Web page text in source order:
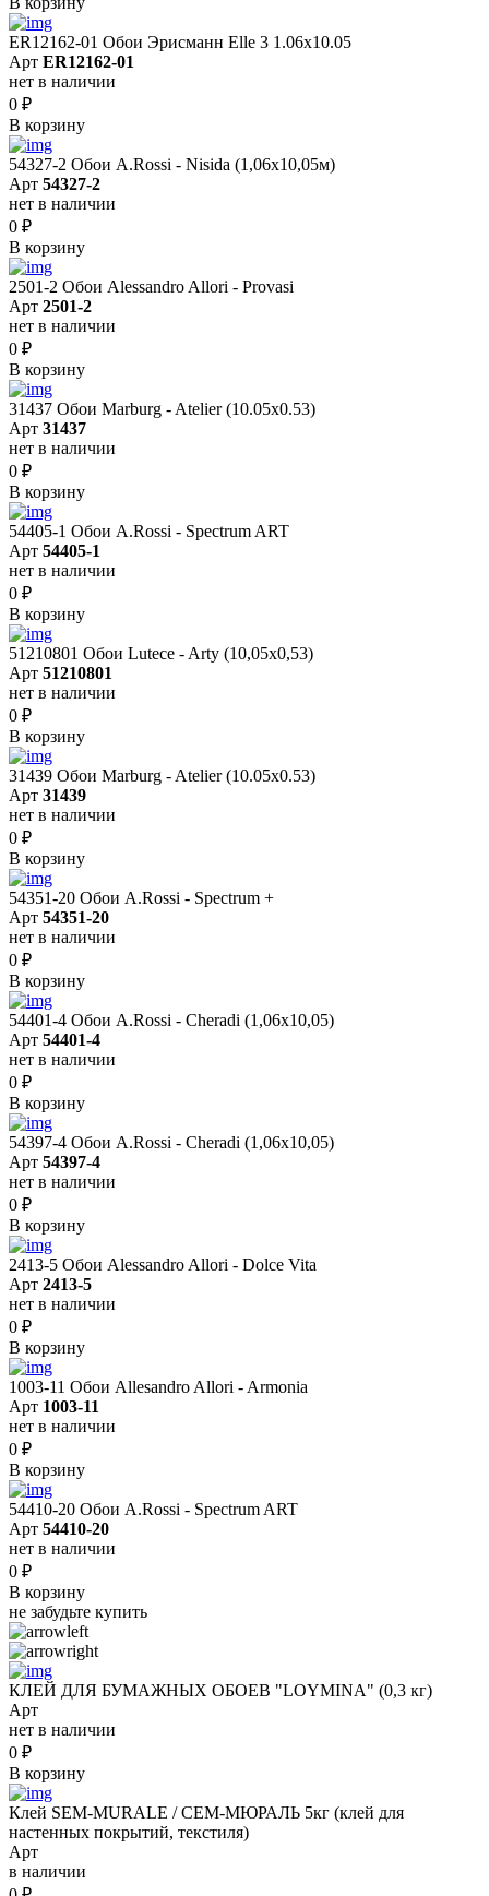
ER12162-01 Обои Эрисманн Elle 3 1.06x10.05
Арт ER12162-01
нет в наличии
0 ₽
В корзину
54327-2 Обои A.Rossi - Nisida (1,06x10,05м)
Арт 54327-2
нет в наличии
0 ₽
В корзину
2501-2 Обои Alessandro Allori - Provasi
Арт 2501-2
нет в наличии
0 ₽
В корзину
31437 Обои Marburg - Atelier (10.05х0.53)
Арт 31437
нет в наличии
0 ₽
В корзину
54405-1 Обои A.Rossi - Spectrum ART
Арт 54405-1
нет в наличии
0 ₽
В корзину
51210801 Обои Lutece - Arty (10,05x0,53)
Арт 51210801
нет в наличии
0 ₽
В корзину
31439 Обои Marburg - Atelier (10.05х0.53)
Арт 31439
нет в наличии
0 ₽
В корзину
54351-20 Обои A.Rossi - Spectrum +
Арт 54351-20
нет в наличии
0 ₽
В корзину
54401-4 Обои A.Rossi - Cheradi (1,06x10,05)
Арт 54401-4
нет в наличии
0 ₽
В корзину
54397-4 Обои A.Rossi - Cheradi (1,06x10,05)
Арт 54397-4
нет в наличии
0 ₽
В корзину
2413-5 Обои Alessandro Allori - Dolce Vita
Арт 2413-5
нет в наличии
0 ₽
В корзину
1003-11 Обои Allesandro Allori - Armonia
Арт 1003-11
нет в наличии
0 ₽
В корзину
54410-20 Обои A.Rossi - Spectrum ART
Арт 54410-20
нет в наличии
0 ₽
В корзину
не забудьте купить
КЛЕЙ ДЛЯ БУМАЖНЫХ ОБОЕВ "LOYMINA" (0,3 кг)
Арт
нет в наличии
0 ₽
В корзину
Клей SEM-MURALE / СЕМ-МЮРАЛЬ 5кг (клей для
настенных покрытий, текстиля)
Арт
в наличии